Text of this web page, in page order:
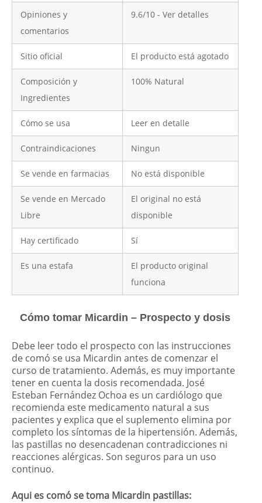
Opiniones y
comentarios
9.6/10 - Ver detalles
Sitio oficial El producto está agotado
Composición y
Ingredientes
100% Natural
Cómo se usa Leer en detalle
Contraindicaciones Ningun
Se vende en farmacias No está disponible
Se vende en Mercado
Libre
El original no está
disponible
Hay certificado Sí
Es una estafa
El producto original
funciona
Cómo tomar Micardin – Prospecto y dosis
Debe leer todo el prospecto con las instrucciones
de comó se usa Micardin antes de comenzar el
curso de tratamiento. Además, es muy importante
tener en cuenta la dosis recomendada. José
Esteban Fernández Ochoa es un cardiólogo que
recomienda este medicamento natural a sus
pacientes y explica que el suplemento elimina por
completo los síntomas de la hipertensión. Además,
las pastillas no desencadenan contradicciones ni
reacciones alérgicas. Son seguros para un uso
continuo.
Aqui es comó se toma Micardin pastillas: